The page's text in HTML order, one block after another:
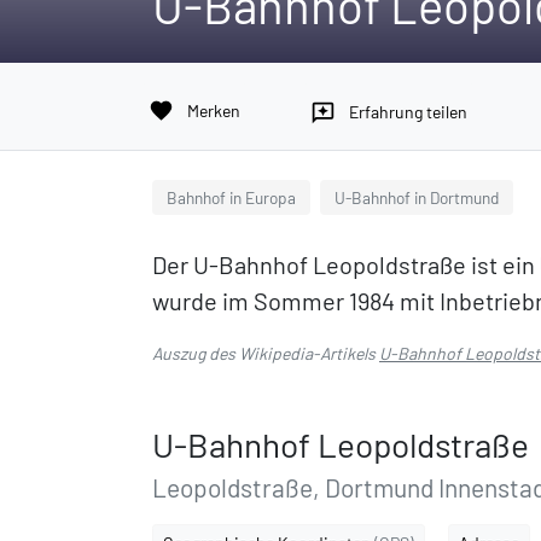
favorite Merken reviews Erfahrung teilen
Bahnhof in Europa U-Bahnhof in Dortmund
Der U-Bahnhof Leopoldstraße ist
wurde im Sommer 1984 mit
Auszug des Wikipedia-Artikels U-Bahnhof
U-Bahnhof Leopoldstraße
Leopoldstraße, Dortmund